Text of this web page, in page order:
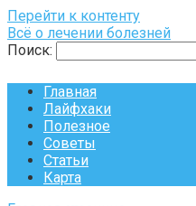
Перейти к контенту
Всё о лечении болезней
Поиск:
Главная
Лайфхаки
Полезное
Советы
Статьи
Карта